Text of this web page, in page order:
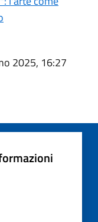
2025, 16:27